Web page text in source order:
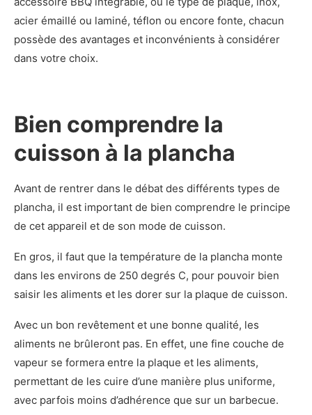
acier émaillé ou laminé, téflon ou encore fonte, chacun
possède des avantages et inconvénients à considérer
dans votre choix.
Bien comprendre la
cuisson à la plancha
Avant de rentrer dans le débat des différents types de
plancha, il est important de bien comprendre le principe
de cet appareil et de son mode de cuisson.
En gros, il faut que la température de la plancha monte
dans les environs de 250 degrés C, pour pouvoir bien
saisir les aliments et les dorer sur la plaque de cuisson.
Avec un bon revêtement et une bonne qualité, les
aliments ne brûleront pas. En effet, une fine couche de
vapeur se formera entre la plaque et les aliments,
permettant de les cuire d’une manière plus uniforme,
avec parfois moins d’adhérence que sur un barbecue.